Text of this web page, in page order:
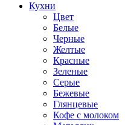
Кухни
Цвет
Белые
Черные
Желтые
Красные
Зеленые
Серые
Бежевые
Глянцевые
Кофе с молоком